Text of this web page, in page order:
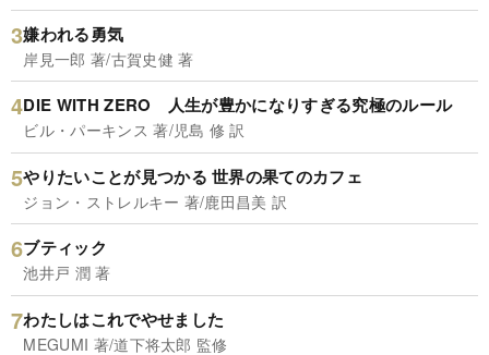
嫌われる勇気
岸見一郎 著/古賀史健 著
DIE WITH ZERO 人生が豊かになりすぎる究極のルール
ビル・パーキンス 著/児島 修 訳
やりたいことが見つかる 世界の果てのカフェ
ジョン・ストレルキー 著/鹿田昌美 訳
ブティック
池井戸 潤 著
わたしはこれでやせました
MEGUMI 著/道下将太郎 監修